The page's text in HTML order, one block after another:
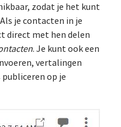
zodat je het kunt
je contacten in je
direct met hen delen
. Je kunt ook een
vertalingen
op je